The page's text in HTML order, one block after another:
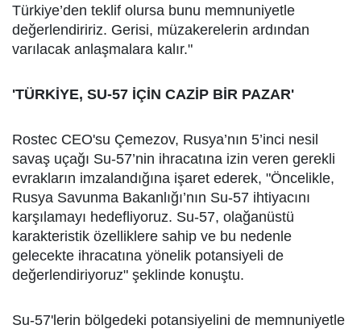
Türkiye’den teklif olursa bunu memnuniyetle
değerlendiririz. Gerisi, müzakerelerin ardından
varılacak anlaşmalara kalır."
'TÜRKİYE, SU-57 İÇİN CAZİP BİR PAZAR'
Rostec CEO'su Çemezov, Rusya’nın 5’inci nesil
savaş uçağı Su-57’nin ihracatına izin veren gerekli
evrakların imzalandığına işaret ederek, "Öncelikle,
Rusya Savunma Bakanlığı’nın Su-57 ihtiyacını
karşılamayı hedefliyoruz. Su-57, olağanüstü
karakteristik özelliklere sahip ve bu nedenle
gelecekte ihracatına yönelik potansiyeli de
değerlendiriyoruz" şeklinde konuştu.
Su-57'lerin bölgedeki potansiyelini de memnuniyetle